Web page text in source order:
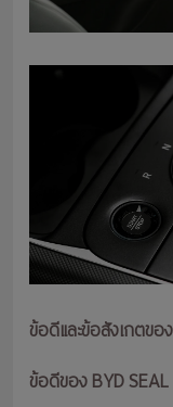
ข้อดีและข้อสังเกตขอ
ข้อดีของ BYD